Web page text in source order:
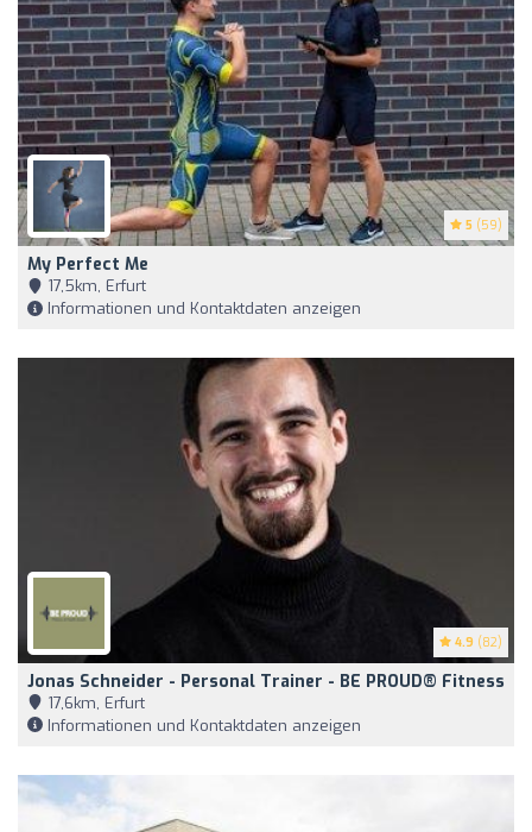
5 (59)
My Perfect Me
17,5km, Erfurt
Informationen und Kontaktdaten anzeigen
4.9 (82)
Jonas Schneider - Personal Trainer - BE PROUD® Fitness
17,6km, Erfurt
Informationen und Kontaktdaten anzeigen